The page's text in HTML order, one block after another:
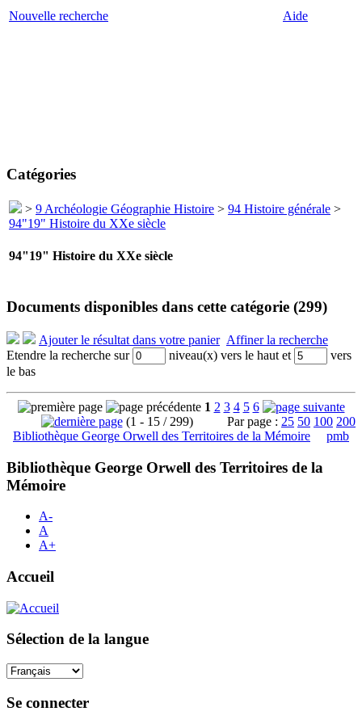
Nouvelle recherche Aide
Catégories
> 9 Archéologie Géographie Histoire > 94 Histoire générale >
94"19" Histoire du XXe siècle
94"19" Histoire du XXe siècle
Documents disponibles dans cette catégorie (299)
Ajouter le résultat dans votre panier Affiner la recherche
Etendre la recherche sur
niveau(x) vers le haut et
vers
le bas
1 2 3 4 5 6
(1 - 15 / 299)
Par page : 25 50 100 200
Bibliothèque George Orwell des Territoires de la Mémoire
pmb
Bibliothèque George Orwell des Territoires de la
Mémoire
A-
A
A+
Accueil
Sélection de la langue
Se connecter